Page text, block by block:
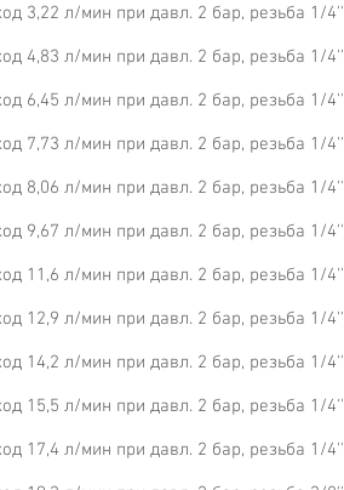
3,22 л/мин при давл. 2 бар, резьба 1/4''
4,83 л/мин при давл. 2 бар, резьба 1/4''
6,45 л/мин при давл. 2 бар, резьба 1/4''
7,73 л/мин при давл. 2 бар, резьба 1/4''
8,06 л/мин при давл. 2 бар, резьба 1/4''
9,67 л/мин при давл. 2 бар, резьба 1/4''
11,6 л/мин при давл. 2 бар, резьба 1/4''
12,9 л/мин при давл. 2 бар, резьба 1/4''
14,2 л/мин при давл. 2 бар, резьба 1/4''
15,5 л/мин при давл. 2 бар, резьба 1/4''
17,4 л/мин при давл. 2 бар, резьба 1/4''